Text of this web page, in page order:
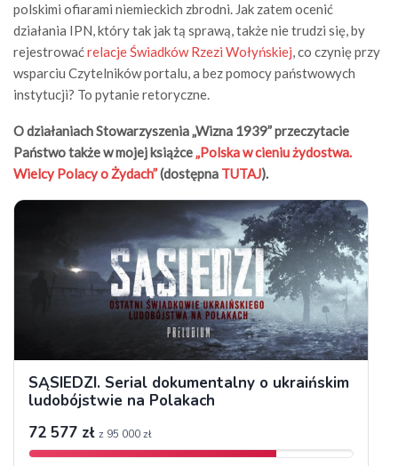
polskimi ofiarami niemieckich zbrodni. Jak zatem ocenić
działania IPN, który tak jak tą sprawą, także nie trudzi się, by
rejestrowaćrelacje Świadków Rzezi Wołyńskiej, co czynię przy
wsparciu Czytelników portalu, a bez pomocy państwowych
instytucji? To pytanie retoryczne.
O działaniach Stowarzyszenia „Wizna 1939” przeczytacie
Państwo także w mojej książce„Polska w cieniu żydostwa.
Wielcy Polacy o Żydach”(dostępna TUTAJ).